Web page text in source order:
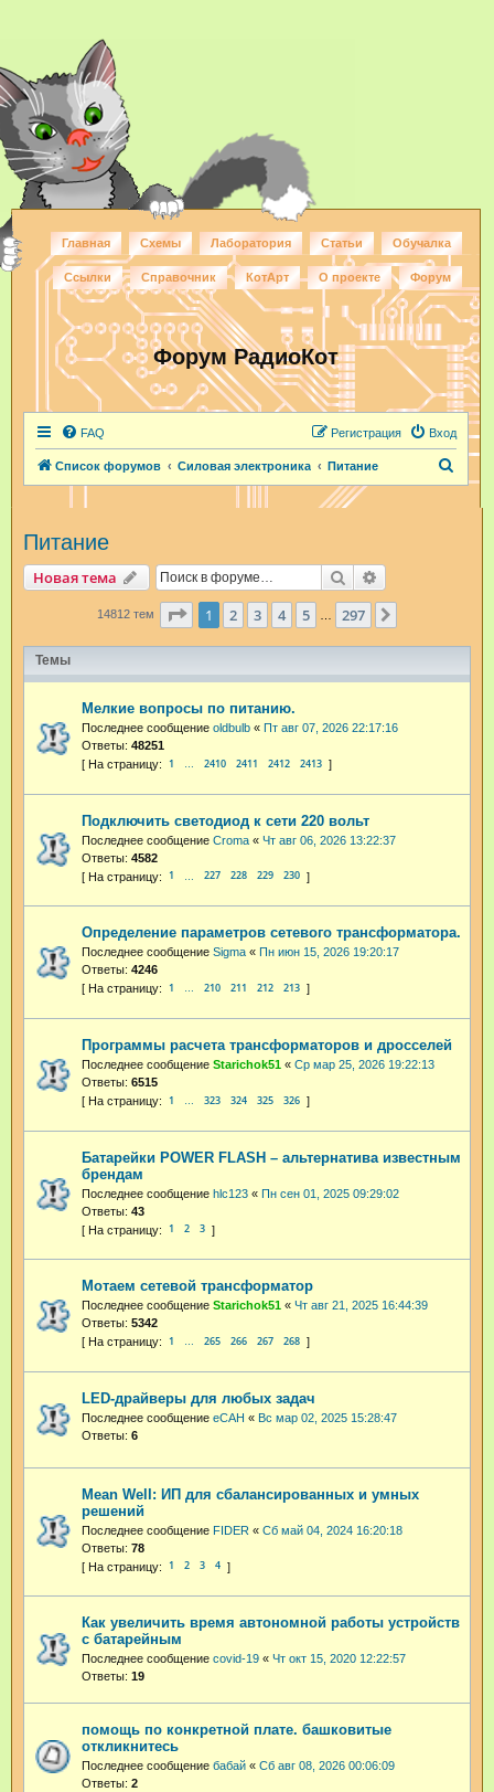
Главная Схемы Лаборатория Статьи Обучалка
Ссылки Справочник КотАрт О проекте Форум
Форум РадиоКот
FAQ Вход
Регистрация
Список форумов Силовая электроника Питание
Питание
Новая тема Поиск
14812 тем Страница из 297
1 2 3 4 5 297
Темы
Мелкие вопросы по питанию.
Последнее сообщение oldbulb « Пт авг 07, 2026 22:17:16
Ответы: 48251
1 … 2410 2411 2412 2413
Подключить светодиод к сети 220 вольт
Последнее сообщение Croma « Чт авг 06, 2026 13:22:37
Ответы: 4582
1 227 228 229 230
Определение параметров сетевого трансформатора.
Последнее сообщение Sigma « Пн июн 15, 2026 19:20:17
Ответы: 4246
1 … 210 211 212 213
Программы расчета трансформаторов и дросселей
Последнее сообщение Starichok51 « Ср мар 25, 2026 19:22:13
Ответы: 6515
1 … 323 324 325 326
Батарейки POWER FLASH – альтернатива известным
брендам
Последнее сообщение hlc123 « Пн сен 01, 2025 09:29:02
Ответы: 43
1 2 3
Мотаем сетевой трансформатор
Последнее сообщение Starichok51 « Чт авг 21, 2025 16:44:39
Ответы: 5342
1 … 265 266 267 268
LED-драйверы для любых задач
Последнее сообщение eCAH « Вс мар 02, 2025 15:28:47
Ответы: 6
Mean Well: ИП для сбалансированных и умных
решений
Последнее сообщение FIDER « Сб май 04, 2024 16:20:18
Ответы: 78
1 2 3 4
Как увеличить время автономной работы устройств
с батарейным
Последнее сообщение covid-19 « Чт окт 15, 2020 12:22:57
Ответы: 19
помощь по конкретной плате. башковитые
откликнитесь
Последнее сообщение бабай « Сб авг 08, 2026 00:06:09
Ответы: 2